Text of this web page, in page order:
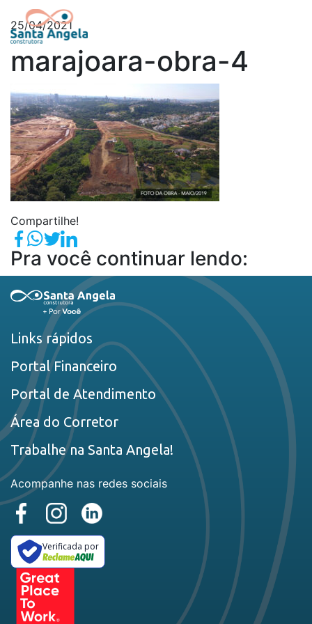
25/04/2021
marajoara-obra-4
Compartilhe!
Pra você continuar lendo:
Links rápidos
Portal Financeiro
Portal de Atendimento
Área do Corretor
Trabalhe na Santa Angela!
Acompanhe nas redes sociais
Verificada por